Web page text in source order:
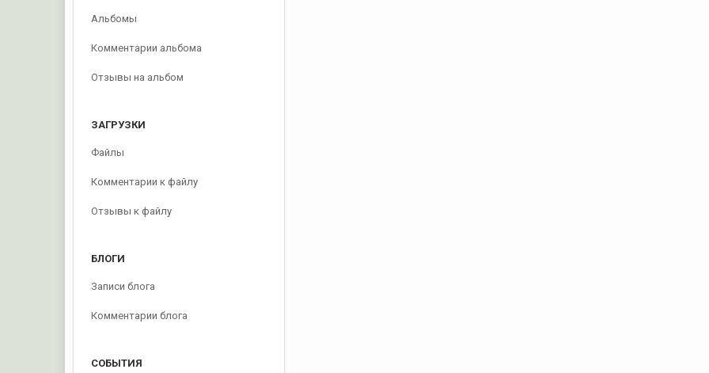
Альбомы
Комментарии альбома
Отзывы на альбом
ЗАГРУЗКИ
Файлы
Комментарии к файлу
Отзывы к файлу
БЛОГИ
Записи блога
Комментарии блога
СОБЫТИЯ